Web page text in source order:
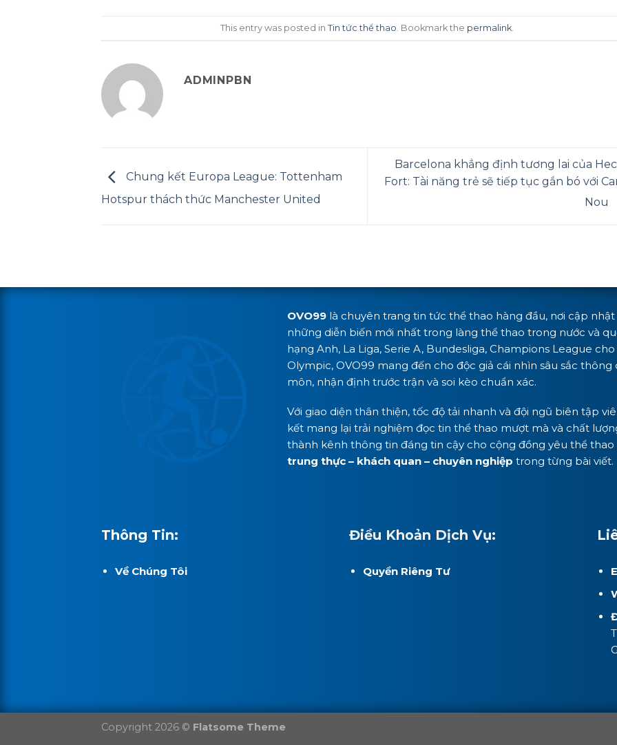
This entry was posted inTin tức thể thao . Bookmark the permalink
ADMINPBN
Chung kết Europa League: Tottenham
Hotspur thách thức Manchester United
Barcelona khẳng định tương lai của
Fort: Tài năng trẻ sẽ tiếp tục gắn bó với
Nou
OVO99 là chuyên trang tin tức thể thao hàng đầu, nơi cập
những diễn biến mới nhất trong làng thể thao trong nước và
hạng Anh, La Liga, Serie A, Bundesliga, Champions League
Olympic, OVO99 mang đến cho độc giả cái nhìn sâu sắc
môn, nhận định trước trận và soi kèo chuẩn xác.
Với giao diện thân thiện, tốc độ tải nhanh và đội ngũ biên tập
kết mang lại trải nghiệm đọc tin thể thao mượt mà và chất
thành kênh thông tin đáng tin cậy cho cộng đồng yêu thể thao
trung thực – khách quan – chuyên nghiệp trong từng bài viết.
Thông Tin:
Về Chúng Tôi
Điều Khoản Dịch Vụ:
Quyền Riêng Tư
Copyright 2026 © Flatsome Theme